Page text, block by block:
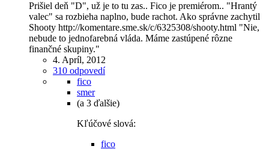
Prišiel deň "D", už je to tu zas.. Fico je premiérom.. "Hrantý
valec" sa rozbieha naplno, bude rachot. Ako správne zachytil
Shooty http://komentare.sme.sk/c/6325308/shooty.html "Nie,
nebude to jednofarebná vláda. Máme zastúpené rôzne
finančné skupiny."
4. Apríl, 2012
310 odpovedí
fico
smer
(a 3 ďalšie)
Kľúčové slová:
fico